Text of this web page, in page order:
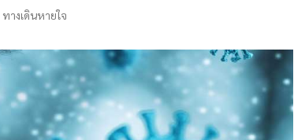
ทางเดินหายใจ